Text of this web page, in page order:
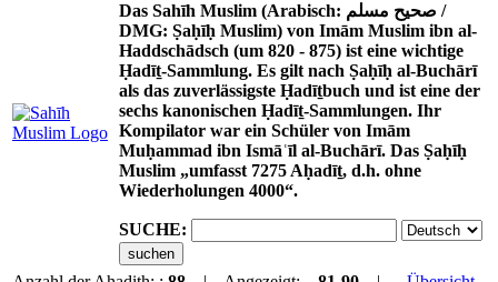
Das Sahīh Muslim (Arabisch: صحيح مسلم /
DMG: Ṣaḥīḥ Muslim) von Imām Muslim ibn al-
Haddschādsch (um 820 - 875) ist eine wichtige
Ḥadīṯ-Sammlung. Es gilt nach Ṣaḥīḥ al-Buchārī
als das zuverlässigste Ḥadīṯbuch und ist eine der
sechs kanonischen Ḥadīṯ-Sammlungen. Ihr
Kompilator war ein Schüler von Imām
Muḥammad ibn Ismāʿīl al-Buchārī. Das Ṣaḥīḥ
Muslim „umfasst 7275 Aḥadīṯ, d.h. ohne
Wiederholungen 4000“.
SUCHE: